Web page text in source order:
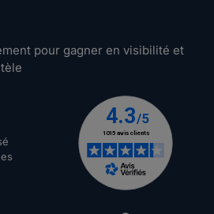
pour gagner en visibilité et